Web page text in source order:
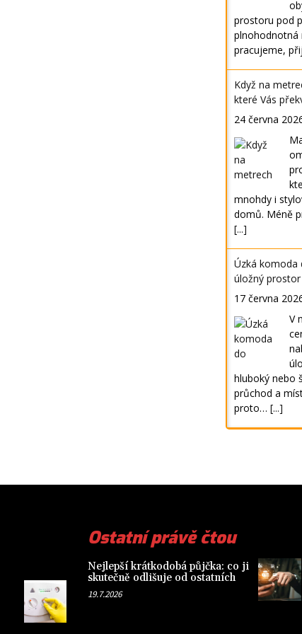
prostoru pod
plnohodnotná
pracujeme,
Když na
které Vás
24 června
mnohdy i
domů. Méně
[...]
Úzká komoda
úložný
17 června
V
hluboký nebo
průchod a
proto… [...]
Ostatní právě čtou
Nejlepší krátkodobá půjčka: co ji
skutečně odlišuje od ostatních
19.7.2026